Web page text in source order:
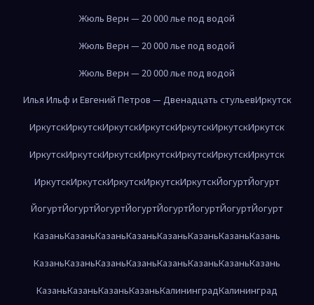
Жюль Верн — 20 000 лье под водой
Жюль Верн — 20 000 лье под водой
Жюль Верн — 20 000 лье под водой
Илья Ильф и Евгений Петров — Двенадцать стульевИркутск
ИркутскИркутскИркутскИркутскИркутскИркутскИркутск
ИркутскИркутскИркутскИркутскИркутскИркутскИркутск
ИркутскИркутскИркутскИркутскИркутскЙогуртЙогурт
ЙогуртЙогуртЙогуртЙогуртЙогуртЙогуртЙогуртЙогурт
КазаньКазаньКазаньКазаньКазаньКазаньКазаньКазань
КазаньКазаньКазаньКазаньКазаньКазаньКазаньКазань
КазаньКазаньКазаньКазаньКалининградКалининград